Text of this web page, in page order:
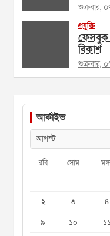
শুক্রবার,
প্রযুক্তি
ফেসবুক
বিকাশ
শুক্রবার,
আর্কাইভ
রবি সোম
২
৩ ৪
৯
১০ ১১